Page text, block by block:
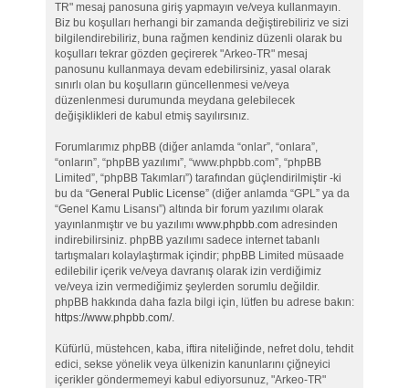
TR" mesaj panosuna giriş yapmayın ve/veya kullanmayın.
Biz bu koşulları herhangi bir zamanda değiştirebiliriz ve sizi
bilgilendirebiliriz, buna rağmen kendiniz düzenli olarak bu
koşulları tekrar gözden geçirerek "Arkeo-TR" mesaj
panosunu kullanmaya devam edebilirsiniz, yasal olarak
sınırlı olan bu koşulların güncellenmesi ve/veya
düzenlenmesi durumunda meydana gelebilecek
değişiklikleri de kabul etmiş sayılırsınız.
Forumlarımız phpBB (diğer anlamda “onlar”, “onlara”,
“onların”, “phpBB yazılımı”, “www.phpbb.com”, “phpBB
Limited”, “phpBB Takımları”) tarafından güçlendirilmiştir -ki
bu da “General Public License” (diğer anlamda “GPL” ya da
“Genel Kamu Lisansı”) altında bir forum yazılımı olarak
yayınlanmıştır ve bu yazılımı www.phpbb.comadresinden
indirebilirsiniz. phpBB yazılımı sadece internet tabanlı
tartışmaları kolaylaştırmak içindir; phpBB Limited müsaade
edilebilir içerik ve/veya davranış olarak izin verdiğimiz
ve/veya izin vermediğimiz şeylerden sorumlu değildir.
phpBB hakkında daha fazla bilgi için, lütfen bu adrese bakın:
https://www.phpbb.com/.
Küfürlü, müstehcen, kaba, iftira niteliğinde, nefret dolu, tehdit
edici, sekse yönelik veya ülkenizin kanunlarını çiğneyici
içerikler göndermemeyi kabul ediyorsunuz, "Arkeo-TR"